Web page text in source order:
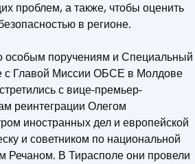
проблем, а также, чтобы оценить
в регионе.
особым поручениям и Специальный
с Главой Миссии ОБСЕ в Молдове
с вице-премьер-
реинтеграции Олегом
иностранных дел и европейской
и советником по национальной
Речаном. В Тирасполе они провели